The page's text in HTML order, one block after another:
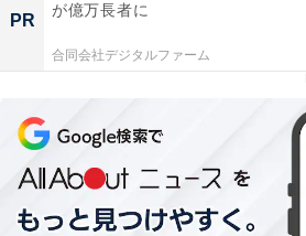
PR
が億万長者に
合同会社デジタルファーム